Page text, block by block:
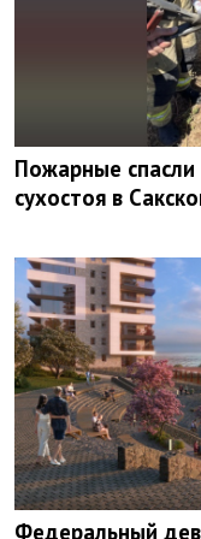
Пожарные
сухостоя в
Федеральный